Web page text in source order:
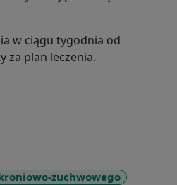
w ciągu tygodnia od
za plan leczenia.
żuchwowego